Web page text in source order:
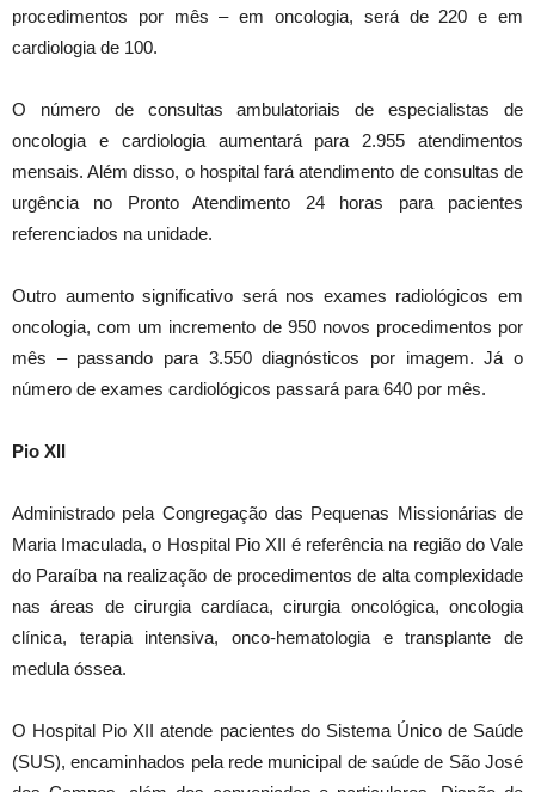
procedimentos por mês – em oncologia, será de 220 e em
cardiologia de 100.
O número de consultas ambulatoriais de especialistas de
oncologia e cardiologia aumentará para 2.955 atendimentos
mensais. Além disso, o hospital fará atendimento de consultas de
urgência no Pronto Atendimento 24 horas para pacientes
referenciados na unidade.
Outro aumento significativo será nos exames radiológicos em
oncologia, com um incremento de 950 novos procedimentos por
mês – passando para 3.550 diagnósticos por imagem. Já o
número de exames cardiológicos passará para 640 por mês.
Pio XII
Administrado pela Congregação das Pequenas Missionárias de
Maria Imaculada, o Hospital Pio XII é referência na região do Vale
do Paraíba na realização de procedimentos de alta complexidade
nas áreas de cirurgia cardíaca, cirurgia oncológica, oncologia
clínica, terapia intensiva, onco-hematologia e transplante de
medula óssea.
O Hospital Pio XII atende pacientes do Sistema Único de Saúde
(SUS), encaminhados pela rede municipal de saúde de São José